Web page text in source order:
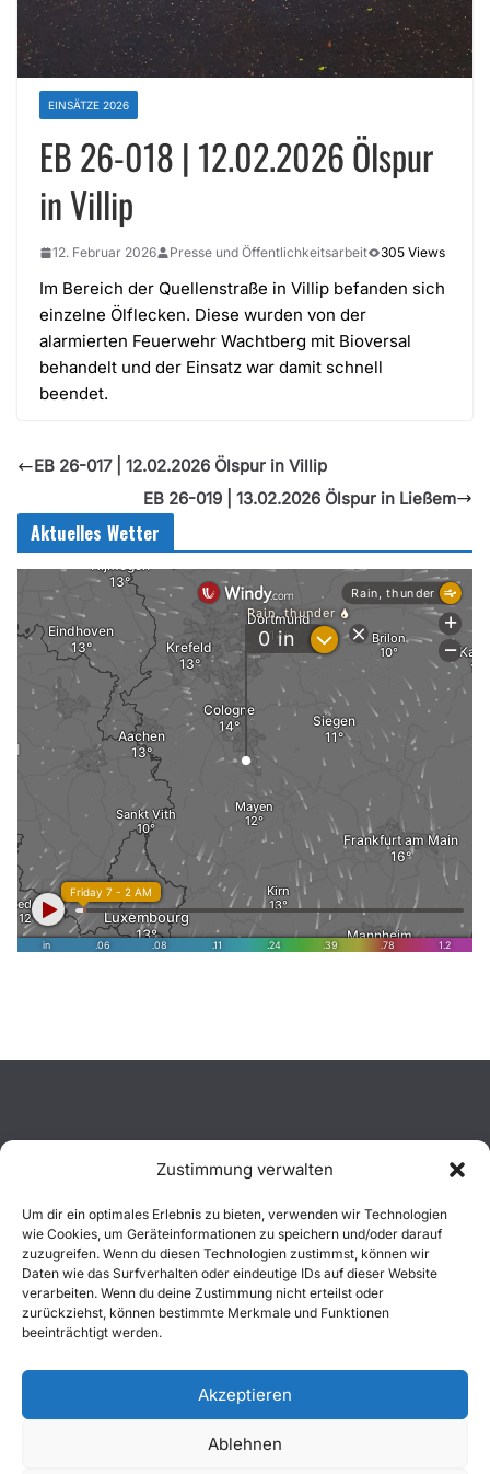
Zustimmung verwalten
Um dir ein optimales Erlebnis zu bieten, verwenden wir Technologien
wie Cookies, um Geräteinformationen zu speichern und/oder darauf
zuzugreifen. Wenn du diesen Technologien zustimmst, können wir
Daten wie das Surfverhalten oder eindeutige IDs auf dieser Website
verarbeiten. Wenn du deine Zustimmung nicht erteilst oder
zurückziehst, können bestimmte Merkmale und Funktionen
beeinträchtigt werden.
Akzeptieren
Ablehnen
EINSÄTZE 2026
EB 26-018 | 12.02.2026 Ölspur
in Villip
12. Februar 2026 Presse und Öffentlichkeitsarbeit 305 Views
Im Bereich der Quellenstraße in Villip befanden sich
einzelne Ölflecken. Diese wurden von der
alarmierten Feuerwehr Wachtberg mit Bioversal
behandelt und der Einsatz war damit schnell
beendet.
EB 26-017 | 12.02.2026 Ölspur in Villip
EB 26-019 | 13.02.2026 Ölspur in Ließem
Aktuelles Wetter
Aktuelles
Einsätze
Unsere Jugend
Mitglied werden